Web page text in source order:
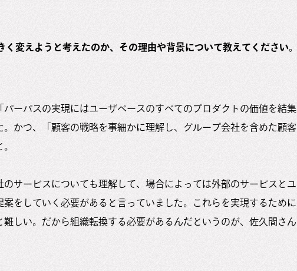
く変えようと考えたのか、その理由や背景について教えてください。
パーパスの実現にはユーザベースのすべてのプロダクトの価値を結集
かつ、「顧客の戦略を事細かに理解し、グループ会社を含めた顧客
サービスについても理解して、場合によっては外部のサービスとユ
をしていく必要があると言っていました。これらを実現するために
しい。だから組織転換する必要があるんだというのが、佐久間さん